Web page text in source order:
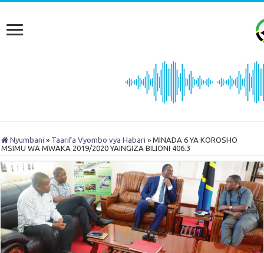
Nyumbani » Taarifa Vyombo vya Habari » MINADA 6 YA KOROSHO
MSIMU WA MWAKA 2019/2020 YAINGIZA BILIONI 406.3